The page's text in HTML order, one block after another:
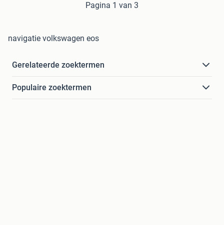
Pagina 1 van 3
navigatie volkswagen eos
Gerelateerde zoektermen
Populaire zoektermen